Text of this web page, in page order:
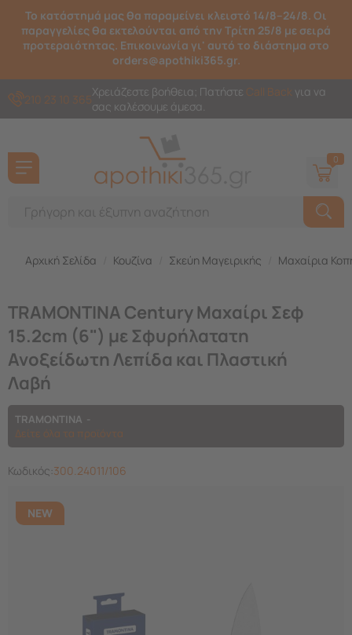
Το κατάστημά μας θα παραμείνει κλειστό 14/8–24/8. Οι
παραγγελίες θα εκτελούνται από την Τρίτη 25/8 με σειρά
προτεραιότητας. Επικοινωνία γι' αυτό το διάστημα στο
orders@apothiki365.gr.
210 23 10 365Χρειάζεστε βοήθεια; Πατήστε Call Back για να
σας καλέσουμε άμεσα.
0
Αρχική Σελίδα Κουζίνα Σκεύη Μαγειρικής Μαχαίρια
NEW
TRAMONTINA Century Μαχαίρι Σεφ
15.2cm (6") με Σφυρήλατατη
Ανοξείδωτη Λεπίδα και Πλαστική
Λαβή
TRAMONTINA
Δείτε όλα τα προϊόντα
Κωδικός:300.24011/106